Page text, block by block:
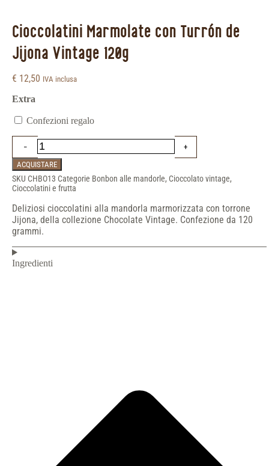
Cioccolatini Marmolate con Turrón de
Jijona Vintage 120g
€ 12,50 IVA inclusa
Extra
Confezioni regalo
ACQUISTARE
SKU CHBO13 Categorie Bonbon alle mandorle, Cioccolato vintage,
Cioccolatini e frutta
Deliziosi cioccolatini alla mandorla marmorizzata con torrone
Jijona, della collezione Chocolate Vintage. Confezione da 120
grammi.
Ingredienti